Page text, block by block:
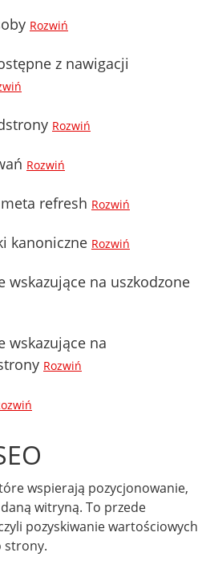
Rozwiń
z nawigacji
Rozwiń
Rozwiń
refresh Rozwiń
kanoniczne Rozwiń
wskazujące na uszkodzone
wskazujące na
Rozwiń
wspierają pozycjonowanie,
witryną. To przede
pozyskiwanie wartościowych
strony.